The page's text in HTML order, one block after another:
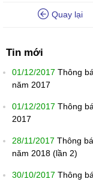
Quay lại
Tin mới
01/12/2017 Thông
năm 2017
01/12/2017 Thông
2017
28/11/2017 Thông
năm 2018 (lần 2)
30/10/2017 Thông